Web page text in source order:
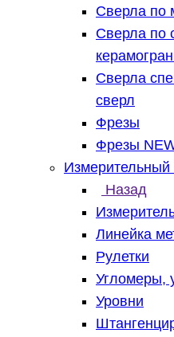
Сверла по
Сверла по
Сверла
сверл
Фрезы
Фрезы
Измерительный
Назад
Линейка
Рулетки
Угломеры,
Уровни